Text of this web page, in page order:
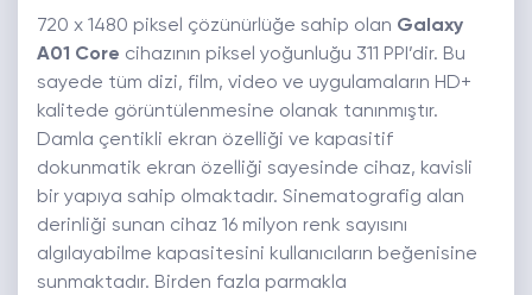
720 x 1480 piksel çözünürlüğe sahip olan Galaxy
A01 Core cihazının piksel yoğunluğu 311 PPI’dir. Bu
sayede tüm dizi, film, video ve uygulamaların HD+
kalitede görüntülenmesine olanak tanınmıştır.
Damla çentikli ekran özelliği ve kapasitif
dokunmatik ekran özelliği sayesinde cihaz, kavisli
bir yapıya sahip olmaktadır. Sinematografig alan
derinliği sunan cihaz 16 milyon renk sayısını
algılayabilme kapasitesini kullanıcıların beğenisine
sunmaktadır. Birden fazla parmakla